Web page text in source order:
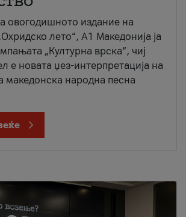
овогодишното издание на
лето“, А1 Македонија ја
„Културна врска“, чиј
е новата џез-интерпретација на
македонска народна песна